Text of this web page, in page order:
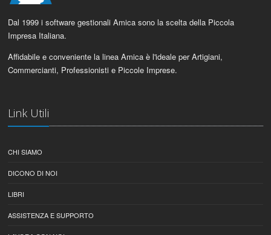
Dal 1999 i software gestionali Amica sono la scelta della Piccola
Impresa Italiana.
Affidabile e conveniente la linea Amica è l'ideale per Artigiani,
Commercianti, Professionisti e Piccole Imprese.
Link Utili
CHI SIAMO
DICONO DI NOI
LIBRI
ASSISTENZA E SUPPORTO